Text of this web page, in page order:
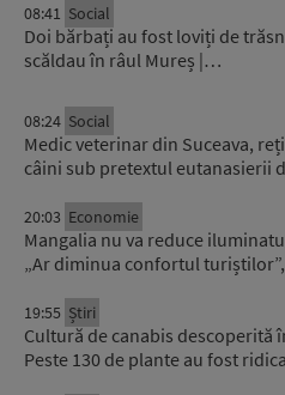
08:41 Social
Doi bărbați au fost loviți de
scăldau în râul Mureș |…
08:24 Social
Medic veterinar din Suceava,
câini sub pretextul eutanasierii
20:03 Economie
Mangalia nu va reduce
„Ar diminua confortul
19:55 Știri
Cultură de canabis descoperită
Peste 130 de plante au fost